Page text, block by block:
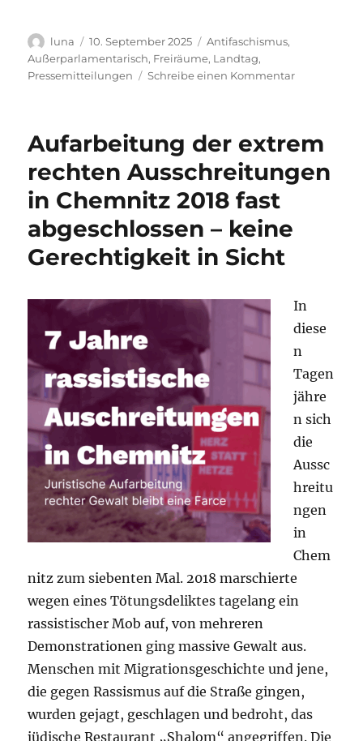
Autor
luna
Veröffentlicht
am
10. September 2025 Kategorien
Antifaschismus,
Außerparlamentarisch, Freiräume, Landtag,
Pressemitteilungen
Schreibe einen Kommentarzu
Wurzen
der
sagt
Michael
Kretschmer?
Aufarbeitung der extrem
rechten Ausschreitungen
in Chemnitz 2018 fast
abgeschlossen – keine
Gerechtigkeit in Sicht
In
diese
n
Tagen
jähre
n sich
die
Aussc
hreitu
ngen
in
Chem
nitz zum siebenten Mal. 2018 marschierte
wegen eines Tötungsdeliktes tagelang ein
rassistischer Mob auf, von mehreren
Demonstrationen ging massive Gewalt aus.
Menschen mit Migrationsgeschichte und jene,
die gegen Rassismus auf die Straße gingen,
wurden gejagt, geschlagen und bedroht, das
jüdische Restaurant „Shalom“ angegriffen. Die